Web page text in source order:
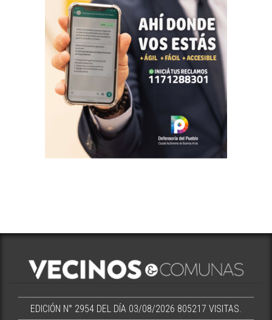
EDICIÓN N° 2954 DEL DÍA 03/08/2026 805217 VISITAS.